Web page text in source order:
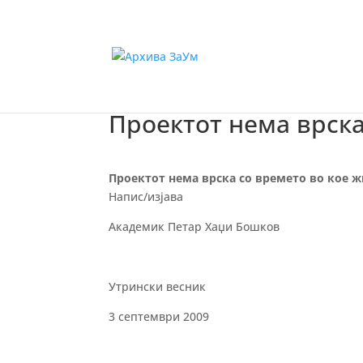
Проектот нема
Проектот нема врска со времето во кое
Напис/изјава
Академик Петар Хаџи Бошков
Утрински весник
3 септември 2009